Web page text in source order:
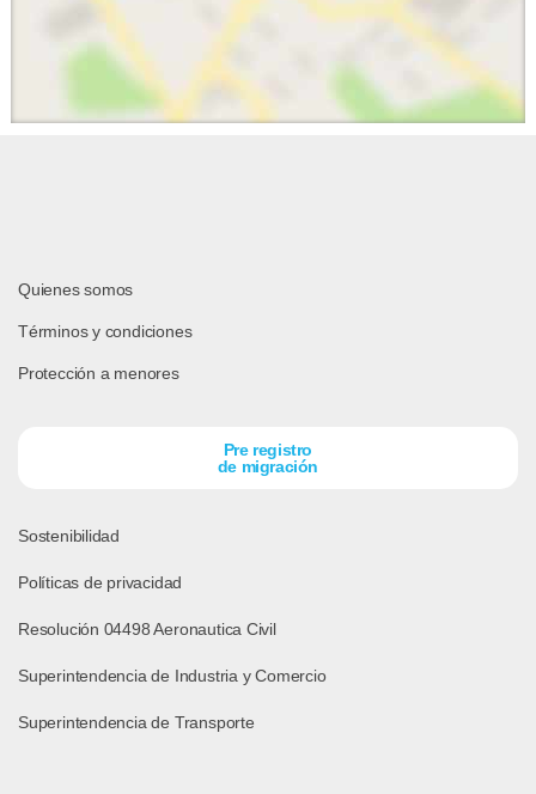
Quienes somos
Términos y condiciones
Protección a menores
Pre registro
de migración
Sostenibilidad
Políticas de privacidad
Resolución 04498 Aeronautica Civil
Superintendencia de Industria y Comercio
Superintendencia de Transporte